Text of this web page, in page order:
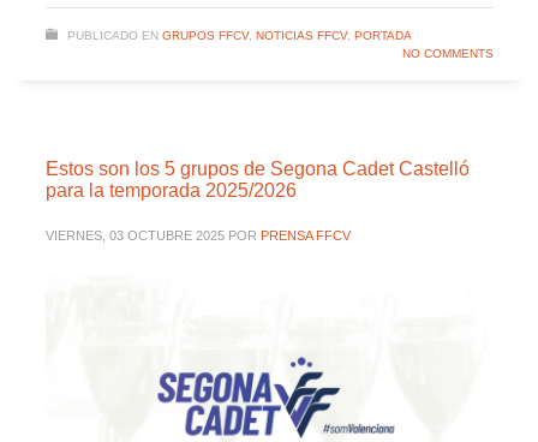
PUBLICADO EN GRUPOS FFCV, NOTICIAS FFCV, PORTADA
NO COMMENTS
Estos son los 5 grupos de Segona Cadet Castelló
para la temporada 2025/2026
VIERNES, 03 OCTUBRE 2025 POR PRENSA FFCV